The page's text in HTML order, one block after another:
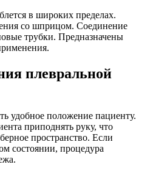
в широких пределах.
со шприцом. Соединение
трубки. Предназначены
плевральной
удобное положение пациенту.
приподнять руку, что
пространство. Если
состоянии, процедура